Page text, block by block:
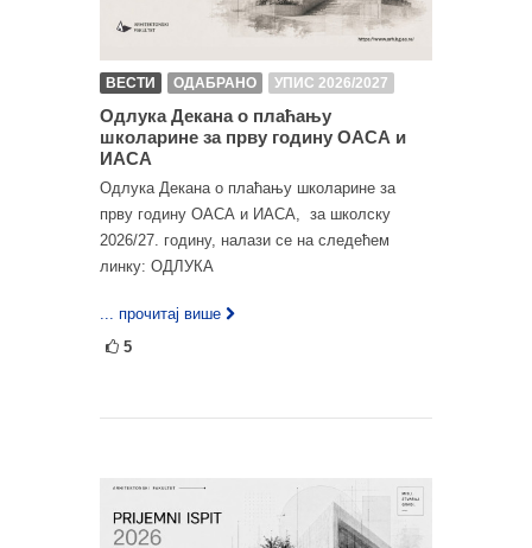
ВЕСТИ ОДАБРАНО УПИС 2026/2027
Одлука Декана о плаћању
школарине за прву годину ОАСА и
ИАСА
Одлука Декана о плаћању школарине за
прву годину ОАСА и ИАСА, за школску
2026/27. годину, налази се на следећем
линку: ОДЛУКА
... прочитај више
5